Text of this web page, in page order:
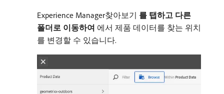
Experience Manager찾아보기​ 를 탭하고 다른
폴더로 이동하여 ​에서 제품 데이터를 찾는 위치
를 변경할 수 있습니다.